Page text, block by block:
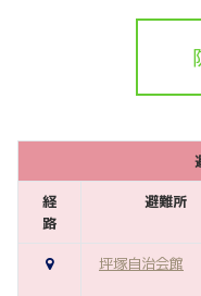
経
路
避難所
坪塚自治会館